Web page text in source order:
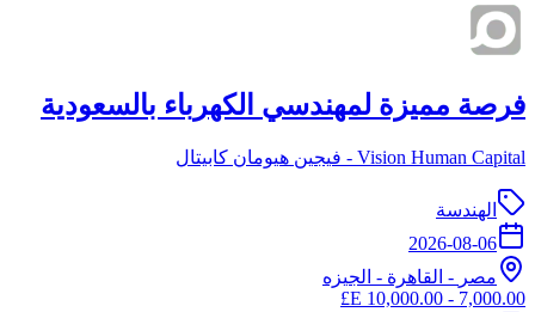
فرصة مميزة لمهندسي الكهرباء بالسعودية
Vision Human Capital - فيجين هيومان كابيتال
الهندسة
2026-08-06
مصر - القاهرة - الجيزه
7,000.00 - 10,000.00 E£